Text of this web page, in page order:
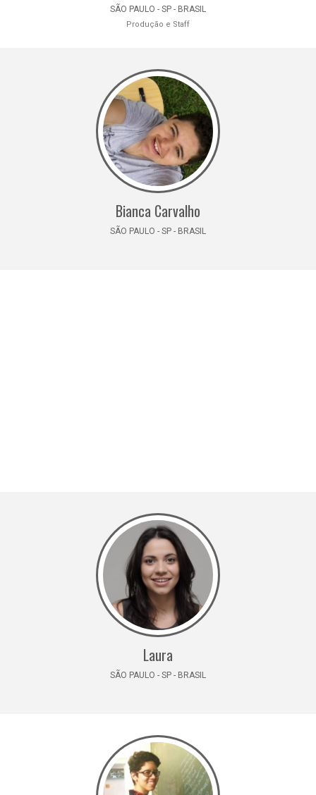
SÃO PAULO - SP - BRASIL
Produção e Staff
Bianca Carvalho
SÃO PAULO - SP - BRASIL
Laura
SÃO PAULO - SP - BRASIL